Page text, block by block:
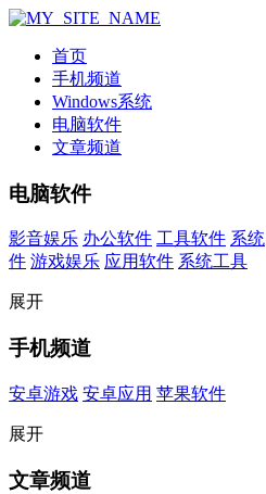
首页
手机频道
Windows系统
电脑软件
文章频道
电脑软件
影音娱乐 办公软件 工具软件 系统
件 游戏娱乐 应用软件 系统工具
展开
手机频道
安卓游戏 安卓应用 苹果软件
展开
文章频道